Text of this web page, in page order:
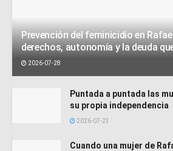
Prevención del feminicidio en
derechos, autonomía y la deuda
2026-07-28
Puntada a puntada las
su propia independencia
2026-07-23
Cuando una mujer de